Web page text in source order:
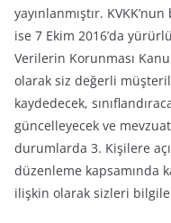
yayınlanmıştır.
ise 7 Ekim 2016’da
Verilerin Korunması
olarak siz değerli
kaydedecek,
güncelleyecek ve
durumlarda 3. Kişilere
düzenleme kapsamında
ilişkin olarak sizleri